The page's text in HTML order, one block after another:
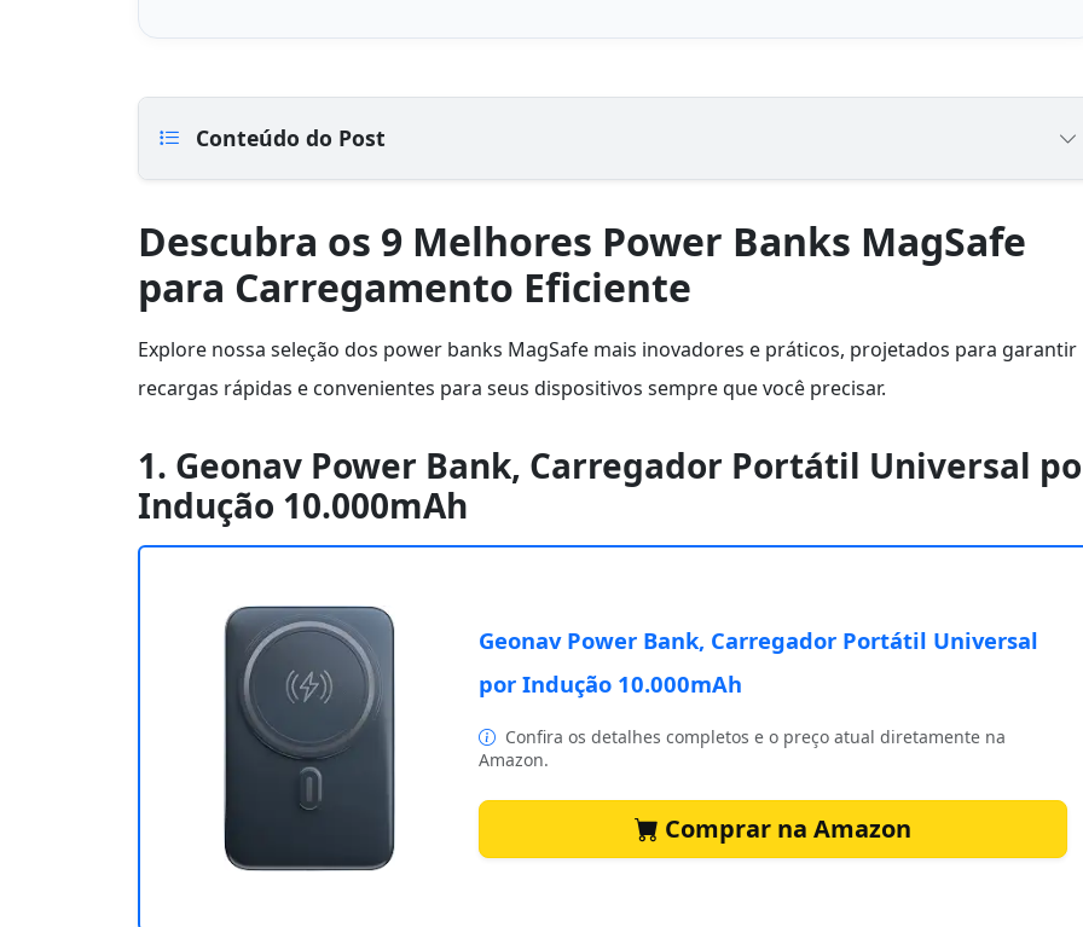
Conteúdo do Post
Descubra os 9 Melhores Power Banks MagSafe
para Carregamento Eficiente
Explore nossa seleção dos power banks MagSafe mais inovadores e práticos, projetados para garantir
recargas rápidas e convenientes para seus dispositivos sempre que você precisar.
1. Geonav Power Bank, Carregador Portátil Universal
Indução 10.000mAh
Geonav Power Bank, Carregador Portátil Universal
por Indução 10.000mAh
Confira os detalhes completos e o preço atual diretamente na
Amazon.
Comprar na Amazon